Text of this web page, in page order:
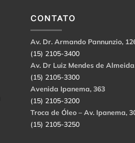
CONTATO
Av. Dr. Armando Pannunzio,
(15) 2105-3400
Av. Dr Luiz Mendes de
(15) 2105-3300
Avenida Ipanema, 363
(15) 2105-3200
Troca de Óleo – Av. Ipanema,
(15) 2105-3250